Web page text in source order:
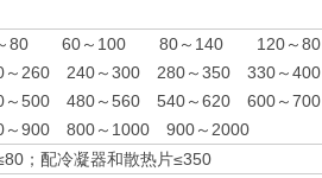
80 60～100 80～140 120～80
～260 240～300 280～350 330～400
～500 480～560 540～620 600～700
～900 800～1000 900～2000
；配冷凝器和散热片≤350